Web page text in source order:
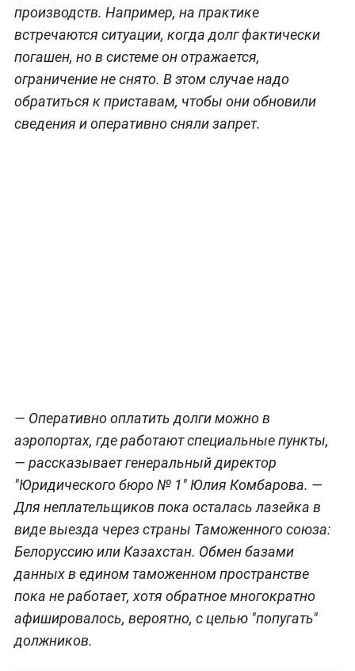
производств. Например, на практике
встречаются ситуации, когда долг фактически
погашен, но в системе он отражается,
ограничение не снято. В этом случае надо
обратиться к приставам, чтобы они обновили
сведения и оперативно сняли запрет.
— Оперативно оплатить долги можно в
аэропортах, где работают специальные пункты,
— рассказывает генеральный директор
"Юридического бюро № 1" Юлия Комбарова. —
Для неплательщиков пока осталась лазейка в
виде выезда через страны Таможенного союза:
Белоруссию или Казахстан. Обмен базами
данных в едином таможенном пространстве
пока не работает, хотя обратное многократно
афишировалось, вероятно, с целью "попугать"
должников.